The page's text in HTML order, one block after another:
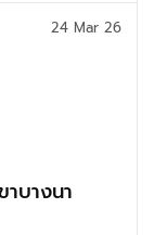
บางนา
24 Mar 26